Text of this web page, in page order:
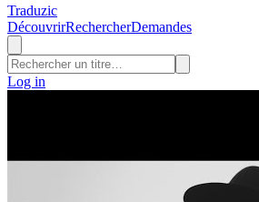
Traduzic
DécouvrirRechercherDemandes
Log in